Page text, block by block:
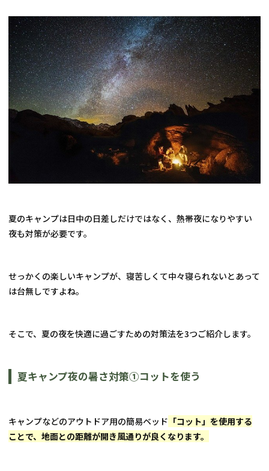
夏のキャンプは日中の日差しだけではなく、熱帯夜になりやすい
夜も対策が必要です。
せっかくの楽しいキャンプが、寝苦しくて中々寝られないとあって
は台無しですよね。
そこで、夏の夜を快適に過ごすための対策法を3つご紹介します。
夏キャンプ夜の暑さ対策①コットを使う
キャンプなどのアウトドア用の簡易ベッド 「コット」を使用する
ことで、地面との距離が開き風通りが良くなります。